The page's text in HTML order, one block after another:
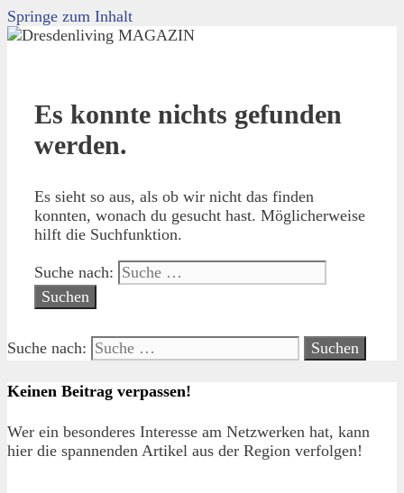
Springe zum Inhalt
Es konnte nichts gefunden
werden.
Es sieht so aus, als ob wir nicht das finden
konnten, wonach du gesucht hast. Möglicherweise
hilft die Suchfunktion.
Suche nach:
Suche nach:
Keinen Beitrag verpassen!
Wer ein besonderes Interesse am Netzwerken hat, kann
hier die spannenden Artikel aus der Region verfolgen!